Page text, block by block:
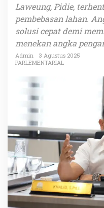
Laweung, Pidie,
pembebasan lahan.
solusi cepat demi
menekan angka
Admin
3 Agustus 2025
PARLEMENTARIAL